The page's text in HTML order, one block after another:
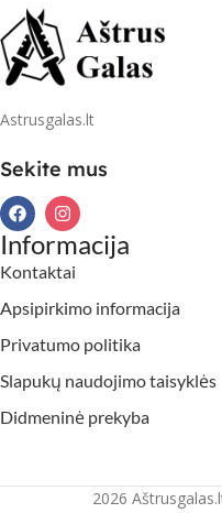
Astrusgalas.lt
Sekite mus
Informacija
Kontaktai
Apsipirkimo informacija
Privatumo politika
Slapukų naudojimo taisyklės
Didmeninė prekyba
2026